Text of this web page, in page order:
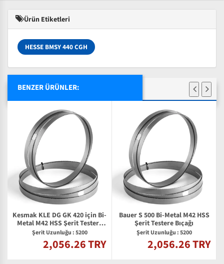
Ürün Etiketleri
HESSE BMSY 440 CGH
BENZER ÜRÜNLER:
Kesmak KLE DG GK 420 için Bi-
Metal M42 HSS Şerit Testere
Bıçağı
Şerit Uzunluğu : 5200
2,056.26 TRY
Bauer S 500 Bi-Metal M42 HSS
Şerit Testere Bıçağı
Şerit Uzunluğu : 5200
2,056.26 TRY